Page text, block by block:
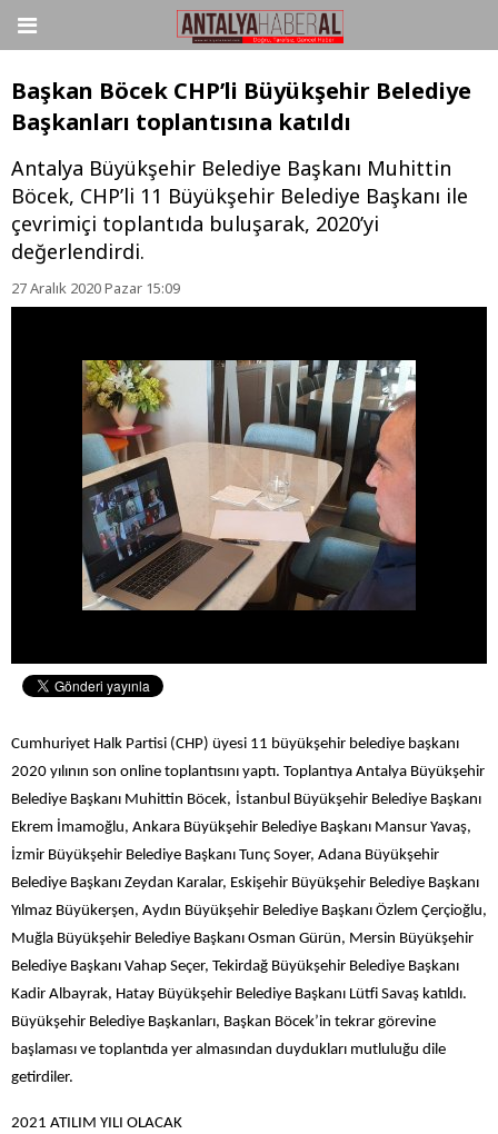
Başkan Böcek CHP’li Büyükşehir Belediye
Başkanları toplantısına katıldı
Antalya Büyükşehir Belediye Başkanı Muhittin
Böcek, CHP’li 11 Büyükşehir Belediye Başkanı ile
çevrimiçi toplantıda buluşarak, 2020’yi
değerlendirdi.
27 Aralık 2020 Pazar 15:09
Cumhuriyet Halk Partisi (CHP) üyesi 11 büyükşehir belediye başkanı
2020 yılının son online toplantısını yaptı. Toplantıya Antalya Büyükşehir
Belediye Başkanı Muhittin Böcek, İstanbul Büyükşehir Belediye Başkanı
Ekrem İmamoğlu, Ankara Büyükşehir Belediye Başkanı Mansur Yavaş,
İzmir Büyükşehir Belediye Başkanı Tunç Soyer, Adana Büyükşehir
Belediye Başkanı Zeydan Karalar, Eskişehir Büyükşehir Belediye Başkanı
Yılmaz Büyükerşen, Aydın Büyükşehir Belediye Başkanı Özlem Çerçioğlu,
Muğla Büyükşehir Belediye Başkanı Osman Gürün, Mersin Büyükşehir
Belediye Başkanı Vahap Seçer, Tekirdağ Büyükşehir Belediye Başkanı
Kadir Albayrak, Hatay Büyükşehir Belediye Başkanı Lütfi Savaş katıldı.
Büyükşehir Belediye Başkanları, Başkan Böcek’in tekrar görevine
başlaması ve toplantıda yer almasından duydukları mutluluğu dile
getirdiler.
2021 ATILIM YILI OLACAK